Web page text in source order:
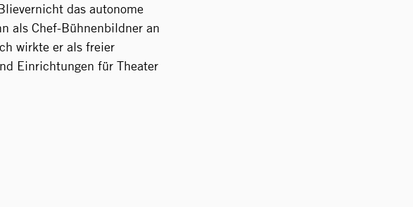
das autonome
als Chef-Bühnenbildner an
wirkte er als freier
Einrichtungen für Theater